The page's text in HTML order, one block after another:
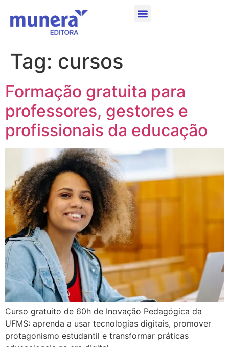
Tag: cursos
Formação gratuita para
professores, gestores e
profissionais da educação
Curso gratuito de 60h de Inovação Pedagógica da
UFMS: aprenda a usar tecnologias digitais, promover
protagonismo estudantil e transformar práticas